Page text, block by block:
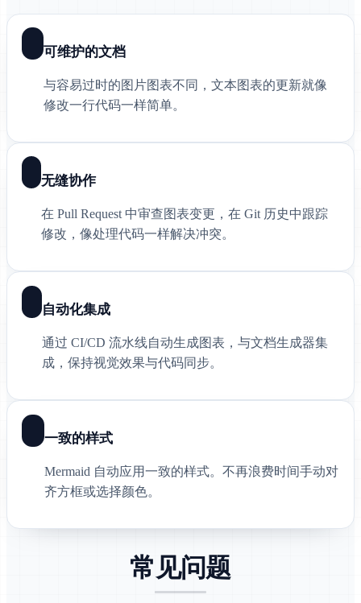
可维护的文档
与容易过时的图片图表不同，文本图表的更新就像
修改一行代码一样简单。
无缝协作
在 Pull Request 中审查图表变更，在 Git 历史中跟踪
修改，像处理代码一样解决冲突。
自动化集成
通过 CI/CD 流水线自动生成图表，与文档生成器集
成，保持视觉效果与代码同步。
一致的样式
Mermaid 自动应用一致的样式。不再浪费时间手动对
齐方框或选择颜色。
常见问题